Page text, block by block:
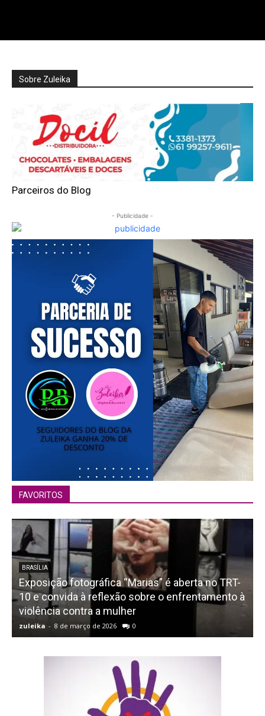
Sobre Zuleika
Parceiros do Blog
- Publicidade -
FAVORITOS
BRASÍLIA
Exposição fotográfica “Marias” é aberta no TRT-
10 e convida à reflexão sobre o enfrentamento à
violência contra a mulher
zuleika - 8 de março de 2026 0